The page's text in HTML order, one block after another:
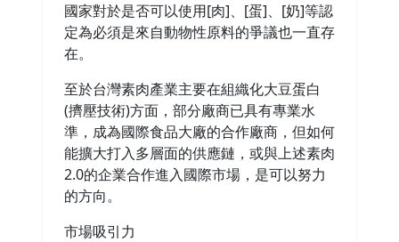
國家對於是否可以使用[肉]、[蛋]、[奶]等認
定為必須是來自動物性原料的爭議也一直存
在。
至於台灣素肉產業主要在組織化大豆蛋白
(擠壓技術)方面，部分廠商已具有專業水
準，成為國際食品大廠的合作廠商，但如何
能擴大打入多層面的供應鏈，或與上述素肉
2.0的企業合作進入國際市場，是可以努力
的方向。
市場吸引力